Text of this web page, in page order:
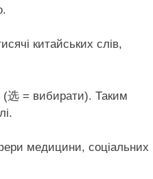
китайських слів,
选 = вибирати). Таким
медицини, соціальних